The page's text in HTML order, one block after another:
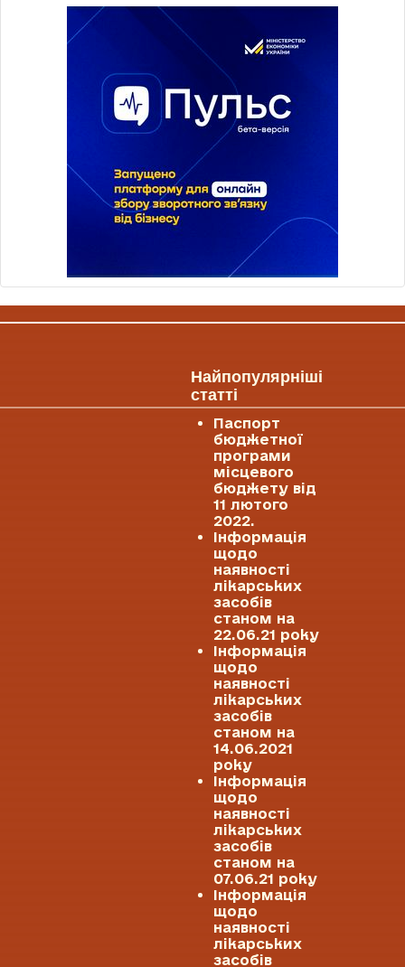
Найпопулярніші
статті
Паспорт
бюджетної
програми
місцевого
бюджету від
11 лютого
2022.
Інформація
щодо
наявності
лікарських
засобів
станом на
22.06.21 року
Інформація
щодо
наявності
лікарських
засобів
станом на
14.06.2021
року
Інформація
щодо
наявності
лікарських
засобів
станом на
07.06.21 року
Інформація
щодо
наявності
лікарських
засобів